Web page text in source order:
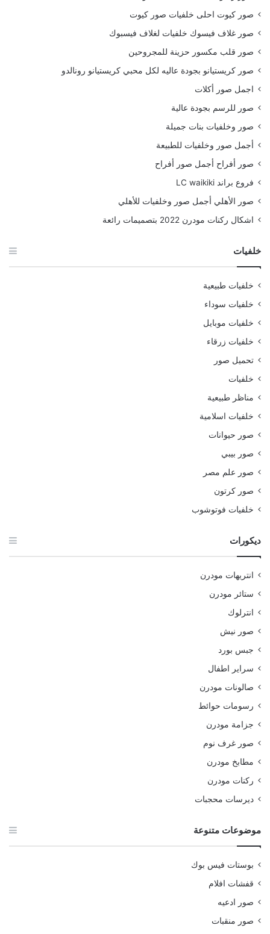
صور كيوت احلى خلفيات صور كيوت
صور غلاف فيسوك خلفيات لغلاف فيسبوك
صور قلب مكسور حزينة للمجروحين
صور كريستيانو بجودة عاليه لكل محبي كريستيانو رونالدو
اجمل صور أكلات
صور للرسم بجودة عالية
صور وخلفيات بنات جميلة
أجمل صور وخلفيات للطبيعة
صور أفراح أجمل صور أفراح
فروع براند LC waikiki
صور الأهلي أجمل صور وخلفيات للأهلي
اشكال ركنات مودرن 2022 بتصميمات رائعة
خلفيات
خلفيات طبيعية
خلفيات سوداء
خلفيات موبايل
خلفيات زرقاء
تحميل صور
خلفيات
مناظر طبيعية
خلفيات اسلامية
صور حيوانات
صور بيبي
صور علم مصر
صور كرتون
خلفيات فوتوشوب
ديكورات
انتريهات مودرن
ستائر مودرن
انترلوك
صور نيش
جبس بورد
سراير اطفال
صالونات مودرن
رسومات حوائط
جزامة مودرن
صور غرف نوم
مطابخ مودرن
ركنات مودرن
ديرسات محجبات
موضوعات متنوعة
بوستات فيس بوك
قفشات افلام
صور ادعيه
صور منقبات